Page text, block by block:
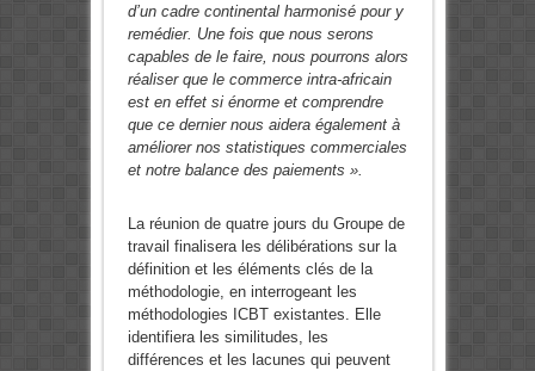
d’un cadre continental harmonisé pour y
remédier. Une fois que nous serons
capables de le faire, nous pourrons alors
réaliser que le commerce intra-africain
est en effet si énorme et comprendre
que ce dernier nous aidera également à
améliorer nos statistiques commerciales
et notre balance des paiements ».
La réunion de quatre jours du Groupe de
travail finalisera les délibérations sur la
définition et les éléments clés de la
méthodologie, en interrogeant les
méthodologies ICBT existantes. Elle
identifiera les similitudes, les
différences et les lacunes qui peuvent